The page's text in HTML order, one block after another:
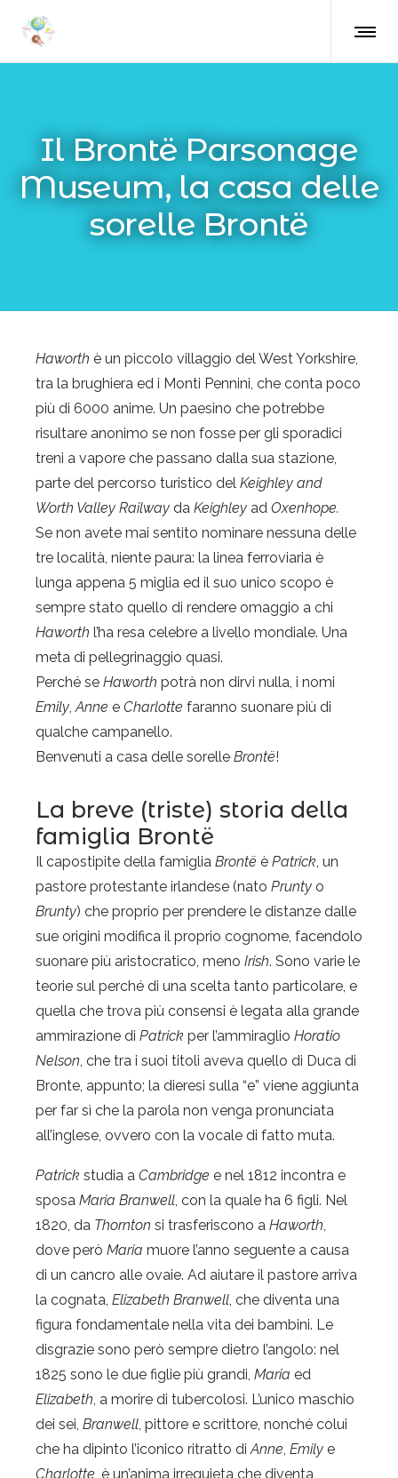
Il Brontë Parsonage
Museum, la casa delle
sorelle Brontë
Haworth è un piccolo villaggio del West Yorkshire,
tra la brughiera ed i Monti Pennini, che conta poco
più di 6000 anime. Un paesino che potrebbe
risultare anonimo se non fosse per gli sporadici
treni a vapore che passano dalla sua stazione,
parte del percorso turistico del Keighley and
Worth Valley Railway da Keighley ad Oxenhope.
Se non avete mai sentito nominare nessuna delle
tre località, niente paura: la linea ferroviaria è
lunga appena 5 miglia ed il suo unico scopo è
sempre stato quello di rendere omaggio a chi
Haworth l’ha resa celebre a livello mondiale. Una
meta di pellegrinaggio quasi.
Perché se Haworth potrà non dirvi nulla, i nomi
Emily,Anne e Charlotte faranno suonare più di
qualche campanello.
Benvenuti a casa delle sorelle Brontë!
La breve (triste) storia della
famiglia Brontë
Il capostipite della famiglia Brontë è Patrick, un
pastore protestante irlandese (nato Prunty o
Brunty) che proprio per prendere le distanze dalle
sue origini modifica il proprio cognome, facendolo
suonare più aristocratico, meno Irish. Sono varie le
teorie sul perché di una scelta tanto particolare, e
quella che trova più consensi è legata alla grande
ammirazione di Patrick per l’ammiraglio Horatio
Nelson, che tra i suoi titoli aveva quello di Duca di
Bronte, appunto; la dieresi sulla “e” viene aggiunta
per far sì che la parola non venga pronunciata
all’inglese, ovvero con la vocale di fatto muta.
Patrick studia a Cambridge e nel 1812 incontra e
sposa Maria Branwell, con la quale ha 6 figli. Nel
1820, da Thornton si trasferiscono a Haworth,
dove però Maria muore l’anno seguente a causa
di un cancro alle ovaie. Ad aiutare il pastore arriva
la cognata, Elizabeth Branwell, che diventa una
figura fondamentale nella vita dei bambini. Le
disgrazie sono però sempre dietro l’angolo: nel
1825 sono le due figlie più grandi, Maria ed
Elizabeth, a morire di tubercolosi. L’unico maschio
dei sei, Branwell, pittore e scrittore, nonché colui
che ha dipinto l’iconico ritratto diAnne, Emily e
Charlotte, è un’anima irrequieta che diventa